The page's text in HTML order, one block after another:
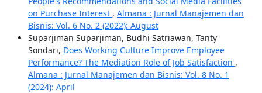
on Purchase Interest , Almana : Jurnal Manajemen dan
Bisnis: Vol. 6 No. 2 (2022): August
Suparjiman Suparjiman, Budhi Satriawan, Tanty
Sondari, Does Working Culture Improve Employee
Performance? The Mediation Role of Job Satisfaction ,
Almana : Jurnal Manajemen dan Bisnis: Vol. 8 No. 1
(2024): April